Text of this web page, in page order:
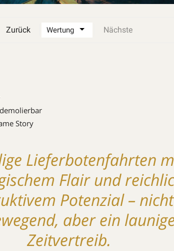
Zurück Nächste
Story
Lieferbotenfahrten
Flair und
Potenzial – nicht
aber ein
Zeitvertreib.